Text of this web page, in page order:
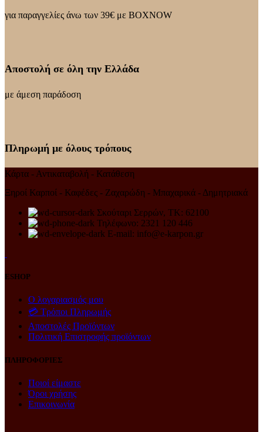
για παραγγελίες άνω των 39€ με BOXNOW
Αποστολή σε όλη την Ελλάδα
με άμεση παράδοση
Πληρωμή με όλους τρόπους
Κάρτα - Αντικαταβολή - Κατάθεση
Ξηροί Καρποί - Καφέδες - Ζαχαρώδη - Μπαχαρικά - Δημητριακά
Σκούταρι Σερρών, ΤΚ: 62100
Τηλέφωνο: 2321 120 446
E-mail: info@e-karpon.gr
ESHOP
Ο λογαριασμός μου
💳 Τρόποι Πληρωμής
Αποστολές Προϊόντων
Πολιτική Επιστροφής προϊόντων
ΠΛΗΡΟΦΟΡΙΕΣ
Ποιοί είμαστε
Όροι χρήσης
Επικοινωνία